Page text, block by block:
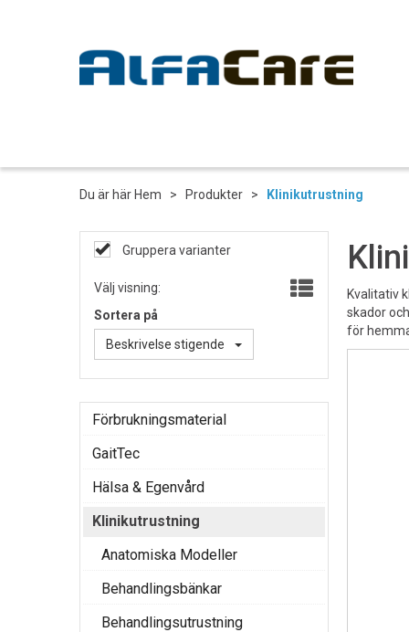
Du är här Hem > Produkter > Klinikutrustning
Gruppera varianter
Välj visning:
Sortera på
Beskrivelse stigende
Förbrukningsmaterial
GaitTec
Hälsa & Egenvård
Klinikutrustning
Anatomiska Modeller
Behandlingsbänkar
Behandlingsutrustning
Kvalitativ
skador
för